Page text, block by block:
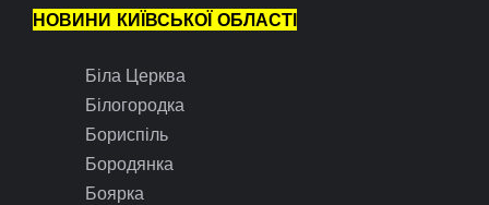
НОВИНИ КИЇВСЬКОЇ ОБЛАСТІ
Біла Церква
Білогородка
Бориспіль
Бородянка
Боярка